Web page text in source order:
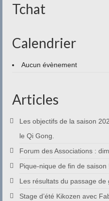
Tchat
Calendrier
Aucun évènement
Articles
Les objectifs de la saison
le Qi Gong.
Forum des Associations :
Pique-nique de fin de saison
Les résultats du passage de
Stage d’été Kikozen avec